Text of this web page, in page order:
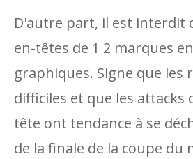
D'autre part, il est interdit
en-têtes de 1 2 marques
graphiques. Signe que les
difficiles et que les attacks
tête ont tendance à se
de la finale de la coupe du